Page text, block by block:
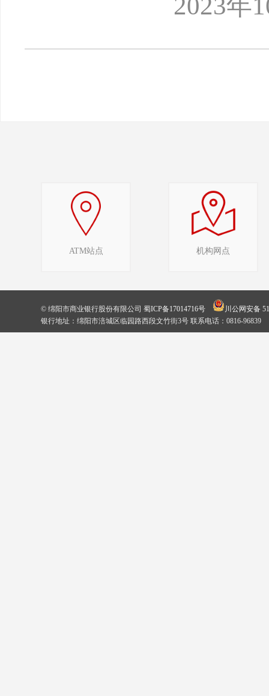
2023年
ATM站点 机构网点
© 绵阳市商业银行股份有限公司 蜀ICP备17014716号
川公网安备
银行地址：绵阳市涪城区临园路西段文竹街3号 联系电话：0816-96839